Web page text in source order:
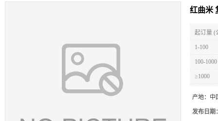
红曲米
起订量 (
1-100
100-1000
≥1000
产地： 中
发布日期